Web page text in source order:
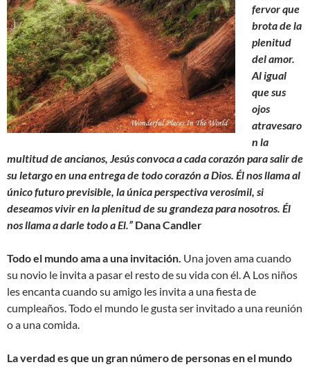
fervor que
brota de la
plenitud
del amor.
Al igual
que sus
ojos
atravesaro
n la
multitud de ancianos, Jesús convoca a cada corazón para salir de
su letargo en una entrega de todo corazón a Dios. Él nos llama al
único futuro previsible, la única perspectiva verosímil, si
deseamos vivir en la plenitud de su grandeza para nosotros. Él
nos llama a darle todo a El.” Dana Candler
Todo el mundo ama a una invitación. Una joven ama cuando
su novio le invita a pasar el resto de su vida con él. A Los niños
les encanta cuando su amigo les invita a una fiesta de
cumpleaños. Todo el mundo le gusta ser invitado a una reunión
o a una comida.
La verdad es que un gran número de personas en el mundo